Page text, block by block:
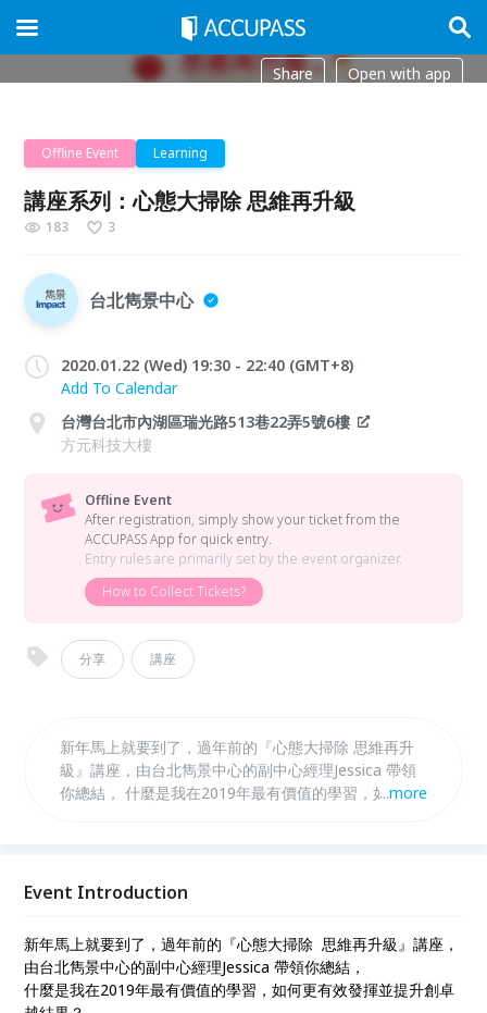
Share Open with app
Offline Event Learning
講座系列：心態大掃除 思維再升級
183 3
台北雋景中心
2020.01.22 (Wed) 19:30 - 22:40 (GMT+8)
Add To Calendar
台灣台北市內湖區瑞光路513巷22弄5號6樓
方元科技大樓
Offline Event
After registration, simply show your ticket from the
ACCUPASS App for quick entry.
Entry rules are primarily set by the event organizer.
How to Collect Tickets?
分享 講座
新年馬上就要到了，過年前的『心態大掃除 思維再升
級』講座，由台北雋景中心的副中心經理Jessica 帶領
你總結， 什麼是我在2019年最有價值的學習，如何更
...more
Event Introduction
新年馬上就要到了，過年前的『心態大掃除 思維再升級』講座，
由台北雋景中心的副中心經理Jessica 帶領你總結，
什麼是我在2019年最有價值的學習，如何更有效發揮並提升創卓